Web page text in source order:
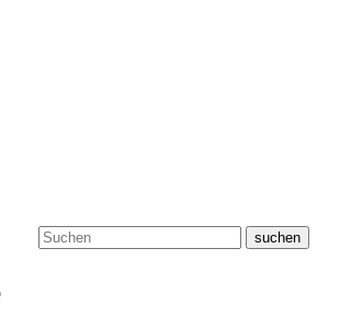
suchen